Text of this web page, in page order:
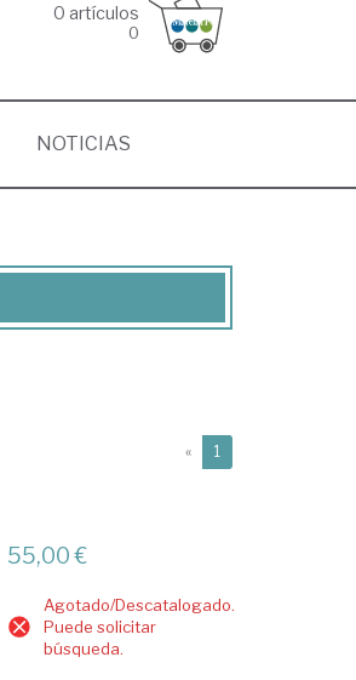
0 artículos
0
NOTICIAS
« 1
55,00 €
Agotado/Descatalogado.
Puede solicitar
búsqueda.